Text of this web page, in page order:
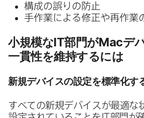
構成の​誤りの​防止
手作業に​よる​修正や​再作業
小規模なIT部門がMacデ
一貫性を​維持するには
新規デバイスの​設定を​標準化す
すべての​新規デバイスが​最適な​